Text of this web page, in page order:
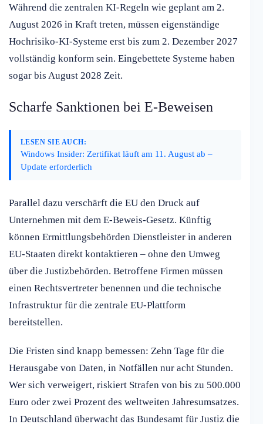
Während die zentralen KI-Regeln wie geplant am 2.
August 2026 in Kraft treten, müssen eigenständige
Hochrisiko-KI-Systeme erst bis zum 2. Dezember 2027
vollständig konform sein. Eingebettete Systeme haben
sogar bis August 2028 Zeit.
Scharfe Sanktionen bei E-Beweisen
LESEN SIE AUCH:
Windows Insider: Zertifikat läuft am 11. August ab –
Update erforderlich
Parallel dazu verschärft die EU den Druck auf
Unternehmen mit dem E-Beweis-Gesetz. Künftig
können Ermittlungsbehörden Dienstleister in anderen
EU-Staaten direkt kontaktieren – ohne den Umweg
über die Justizbehörden. Betroffene Firmen müssen
einen Rechtsvertreter benennen und die technische
Infrastruktur für die zentrale EU-Plattform
bereitstellen.
Die Fristen sind knapp bemessen: Zehn Tage für die
Herausgabe von Daten, in Notfällen nur acht Stunden.
Wer sich verweigert, riskiert Strafen von bis zu 500.000
Euro oder zwei Prozent des weltweiten Jahresumsatzes.
In Deutschland überwacht das Bundesamt für Justiz die